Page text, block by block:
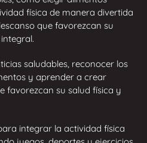
física de manera divertida
que favorezcan su
saludables, reconocer los
y aprender a crear
favorezcan su salud física y
integrar la actividad física